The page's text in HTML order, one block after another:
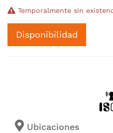
Temporalmente sin
Disponibilidad
Ubicaciones